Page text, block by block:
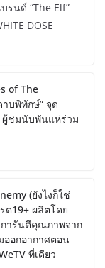
รนด์ “The Elf”
DOSE
of The
บพิทักษ์” จุด
ผู้ชมนับพันแห่ร่วม
(ยังไงก็ใช่
ต19+ ผลิตโดย
การันตีคุณภาพจาก
ออกอากาศตอน
ที่เดียว